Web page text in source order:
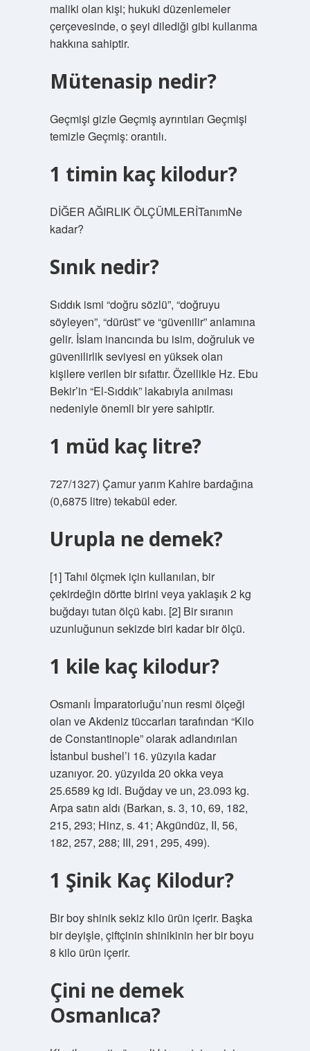
maliki olan kişi; hukuki düzenlemeler
çerçevesinde, o şeyi dilediği gibi kullanma
hakkına sahiptir.
Mütenasip nedir?
Geçmişi gizle Geçmiş ayrıntıları Geçmişi
temizle Geçmiş: orantılı.
1 timin kaç kilodur?
DİĞER AĞIRLIK ÖLÇÜMLERİTanımNe
kadar?
Sınık nedir?
Sıddık ismi “doğru sözlü”, “doğruyu
söyleyen”, “dürüst” ve “güvenilir” anlamına
gelir. İslam inancında bu isim, doğruluk ve
güvenilirlik seviyesi en yüksek olan
kişilere verilen bir sıfattır. Özellikle Hz. Ebu
Bekir’in “El-Sıddık” lakabıyla anılması
nedeniyle önemli bir yere sahiptir.
1 müd kaç litre?
727/1327) Çamur yarım Kahire bardağına
(0,6875 litre) tekabül eder.
Urupla ne demek?
[1] Tahıl ölçmek için kullanılan, bir
çekirdeğin dörtte birini veya yaklaşık 2 kg
buğdayı tutan ölçü kabı. [2] Bir sıranın
uzunluğunun sekizde biri kadar bir ölçü.
1 kile kaç kilodur?
Osmanlı İmparatorluğu’nun resmi ölçeği
olan ve Akdeniz tüccarları tarafından “Kilo
de Constantinople” olarak adlandırılan
İstanbul bushel’i 16. yüzyıla kadar
uzanıyor. 20. yüzyılda 20 okka veya
25.6589 kg idi. Buğday ve un, 23.093 kg.
Arpa satın aldı (Barkan, s. 3, 10, 69, 182,
215, 293; Hinz, s. 41; Akgündüz, II, 56,
182, 257, 288; III, 291, 295, 499).
1 Şinik Kaç Kilodur?
Bir boy shinik sekiz kilo ürün içerir. Başka
bir deyişle, çiftçinin shinikinin her bir boyu
8 kilo ürün içerir.
Çini ne demek
Osmanlıca?